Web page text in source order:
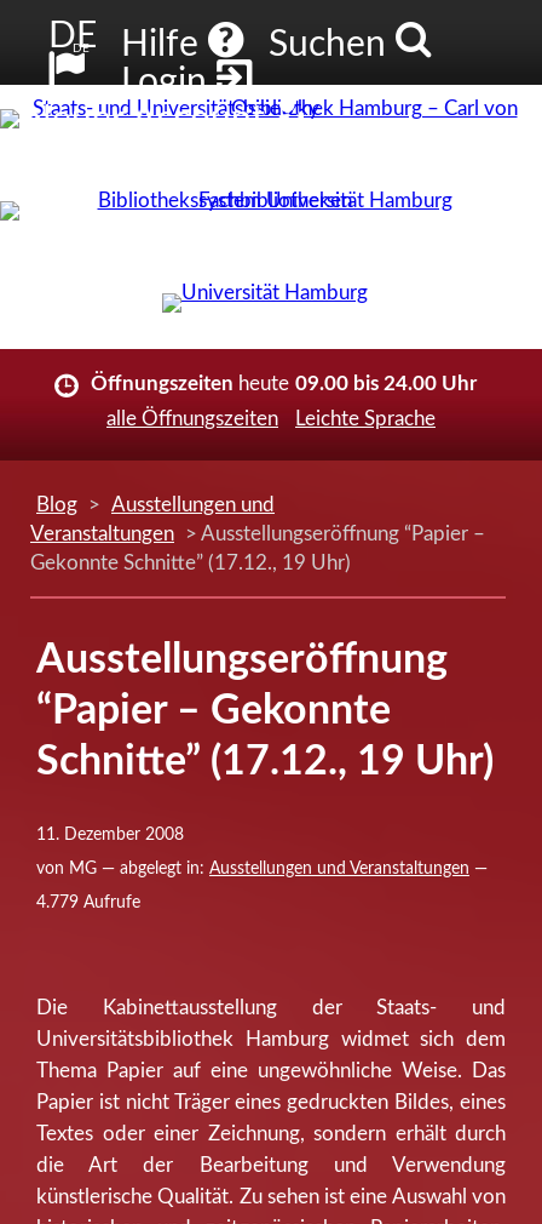
DE
DE Hilfe
Suchen
Login
Neuer Account
Öffnungszeiten heute 09.00 bis 24.00 Uhr
alle Öffnungszeiten
Leichte Sprache
Blog > Ausstellungen und
Veranstaltungen
> Ausstellungseröffnung “Papier –
Gekonnte Schnitte” (17.12., 19 Uhr)
Ausstellungseröffnung
“Papier – Gekonnte
Schnitte” (17.12., 19 Uhr)
11. Dezember 2008
von MG — abgelegt in: Ausstellungen und Veranstaltungen —
4.779 Aufrufe
Die Kabinettausstellung der Staats- und
Universitätsbibliothek Hamburg widmet sich dem
Thema Papier auf eine ungewöhnliche Weise. Das
Papier ist nicht Träger eines gedruckten Bildes, eines
Textes oder einer Zeichnung, sondern erhält durch
die Art der Bearbeitung und Verwendung
künstlerische Qualität. Zu sehen ist eine Auswahl von